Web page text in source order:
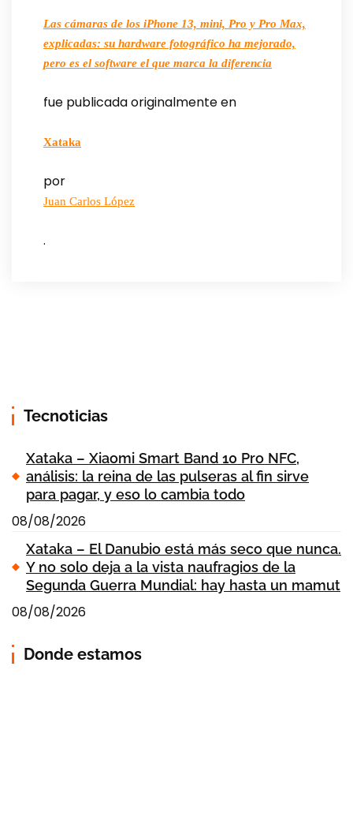
Las cámaras de los iPhone 13, mini, Pro y Pro Max,
explicadas: su hardware fotográfico ha mejorado,
pero es el software el que marca la diferencia
fue publicada originalmente en
Xataka
por
Juan Carlos López
.
Tecnoticias
Xataka – Xiaomi Smart Band 10 Pro NFC,
análisis: la reina de las pulseras al fin sirve
para pagar, y eso lo cambia todo
08/08/2026
Xataka – El Danubio está más seco que nunca.
Y no solo deja a la vista naufragios de la
Segunda Guerra Mundial: hay hasta un mamut
08/08/2026
Donde estamos